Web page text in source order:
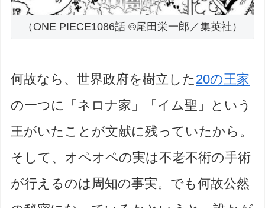
（ONE PIECE1086話 ©尾田栄一郎／集英社）
何故なら、世界政府を樹立した 20の王家
の一つに「ネロナ家」「イム聖」という
王がいたことが文献に残っていたから。
そして、オペオペの実は不老不術の手術
が行えるのは周知の事実。でも何故公然